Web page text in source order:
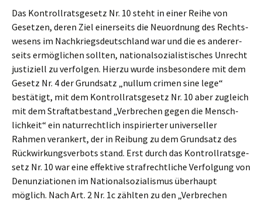
Das Kontroll­rats­ge­setz Nr. 10 steht in einer Reihe von
Geset­zen, deren Ziel einer­seits die Neuord­nung des Rechts­
we­sens im Nachkriegs­deutsch­land war und die es anderer­
seits ermög­li­chen sollten, natio­nal­so­zia­lis­ti­sches Unrecht
justi­zi­ell zu verfol­gen. Hierzu wurde insbe­son­de­re mit dem
Gesetz Nr. 4 der Grund­satz „nullum crimen sine lege“
bestä­tigt, mit dem Kontroll­rats­ge­setz Nr. 10 aber zugleich
mit dem Straf­tat­be­stand „Verbre­chen gegen die Mensch­
lich­keit“ ein natur­recht­lich inspi­rier­ter univer­sel­ler
Rahmen veran­kert, der in Reibung zu dem Grund­satz des
Rückwir­kungs­ver­bots stand. Erst durch das Kontroll­rats­ge­
setz Nr. 10 war eine effek­ti­ve straf­recht­li­che Verfol­gung von
Denun­zia­tio­nen im Natio­nal­so­zia­lis­mus überhaupt
möglich. Nach Art. 2 Nr. 1c zählten zu den „Verbre­chen